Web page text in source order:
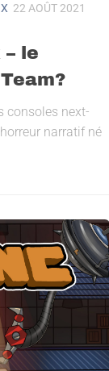
22 AOÛT 2021
– le
consoles next-
narratif né